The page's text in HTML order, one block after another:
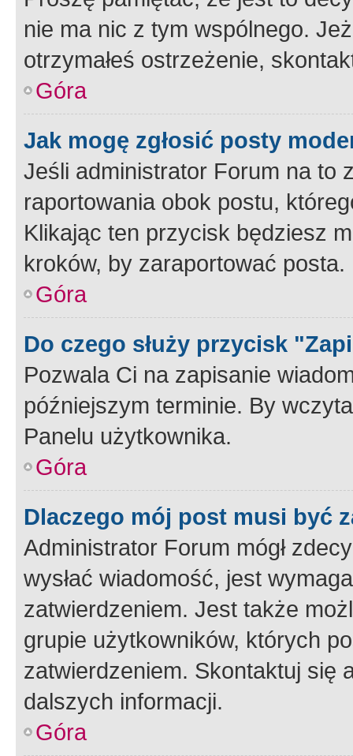
nie ma nic z tym wspólnego.
otrzymałeś ostrzeżenie,
Góra
Jak mogę zgłosić posty
Jeśli administrator Forum na to
raportowania obok postu,
Klikając ten przycisk będziesz
kroków, by zaraportować posta.
Góra
Do czego służy przycisk
Pozwala Ci na zapisanie
późniejszym terminie. By
Panelu użytkownika.
Góra
Dlaczego mój post musi być
Administrator Forum mógł
wysłać wiadomość, jest
zatwierdzeniem. Jest także
grupie użytkowników, których
zatwierdzeniem. Skontaktuj się
dalszych informacji.
Góra